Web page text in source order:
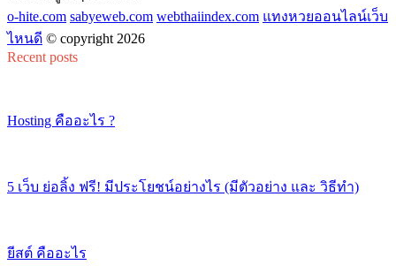
o-hite.com sabyeweb.com webthaiindex.com แทงหวยออนไลน์เว็บ
ไหนดี © copyright 2026
Recent posts
Hosting คืออะไร ?
5 เว็บ ย่อลิ้ง ฟรี! มีประโยชน์อย่างไร (มีตัวอย่าง และ วิธีทำ)
ยีสต์ คืออะไร